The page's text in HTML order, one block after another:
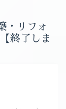
・リフォ
終了しま